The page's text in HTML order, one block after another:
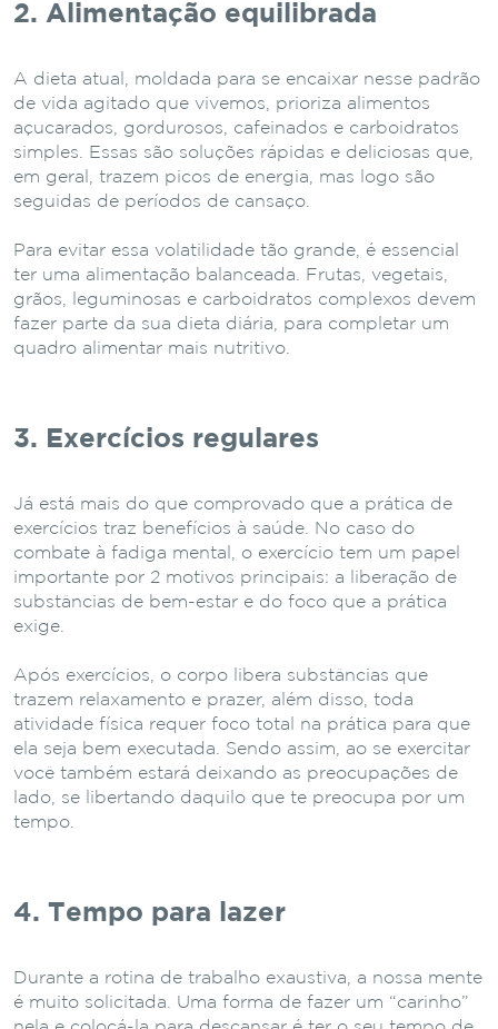
2. Alimentação equilibrada
A dieta atual, moldada para se encaixar nesse padrão
de vida agitado que vivemos, prioriza alimentos
açucarados, gordurosos, cafeinados e carboidratos
simples. Essas são soluções rápidas e deliciosas que,
em geral, trazem picos de energia, mas logo são
seguidas de períodos de cansaço.
Para evitar essa volatilidade tão grande, é essencial
ter uma alimentação balanceada. Frutas, vegetais,
grãos, leguminosas e carboidratos complexos devem
fazer parte da sua dieta diária, para completar um
quadro alimentar mais nutritivo.
3. Exercícios regulares
Já está mais do que comprovado que a prática de
exercícios traz benefícios à saúde. No caso do
combate à fadiga mental, o exercício tem um papel
importante por 2 motivos principais: a liberação de
substâncias de bem-estar e do foco que a prática
exige.
Após exercícios, o corpo libera substâncias que
trazem relaxamento e prazer, além disso, toda
atividade física requer foco total na prática para que
ela seja bem executada. Sendo assim, ao se exercitar
você também estará deixando as preocupações de
lado, se libertando daquilo que te preocupa por um
tempo.
4. Tempo para lazer
Durante a rotina de trabalho exaustiva, a nossa mente
é muito solicitada. Uma forma de fazer um “carinho”